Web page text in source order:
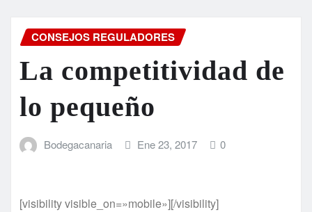
CONSEJOS REGULADORES
La competitividad de
lo pequeño
Bodegacanaria Ene 23, 2017 0
[visibility visible_on=»mobile»][/visibility]